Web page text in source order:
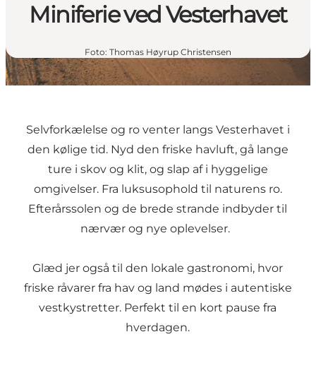
Miniferie ved Vesterhavet
Foto: Thomas Høyrup Christensen
Selvforkælelse og ro venter langs Vesterhavet i
den kølige tid. Nyd den friske havluft, gå lange
ture i skov og klit, og slap af i hyggelige
omgivelser. Fra luksusophold til naturens ro.
Efterårssolen og de brede strande indbyder til
nærvær og nye oplevelser.
Glæd jer også til den lokale gastronomi, hvor
friske råvarer fra hav og land mødes i autentiske
vestkystretter. Perfekt til en kort pause fra
hverdagen.